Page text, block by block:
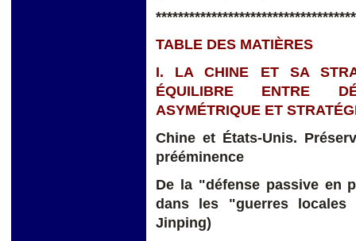
TABLE DES MATIÈRES
I. LA CHINE ET SA
ÉQUILIBRE ENTRE
ASYMÉTRIQUE ET
Chine et États-Unis.
prééminence
De la "défense passive en
dans les "guerres
Jinping)